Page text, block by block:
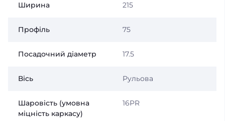
Ширина 215
Профіль 75
Посадочний діаметр 17.5
Вісь Рульова
Шаровість (умовна
міцність каркасу)
16PR